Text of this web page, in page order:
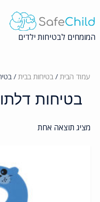
to
המומחים לבטיחות ילדים
עמוד הבית/ בטיחות בבית/
בטיחות
מציג תוצאה אחת